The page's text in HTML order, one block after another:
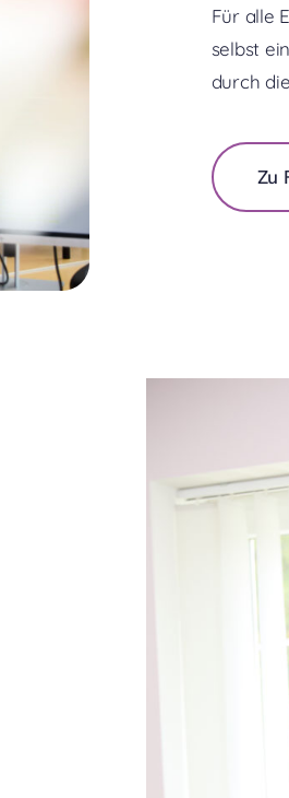
Für alle
selbst
durch
Zu